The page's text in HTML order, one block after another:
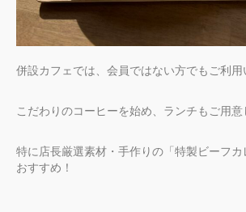
併設カフェでは、会員ではない方でもご利用
こだわりのコーヒーを始め、ランチもご用意
特に店長厳選素材・手作りの「特製ビーフ
おすすめ！